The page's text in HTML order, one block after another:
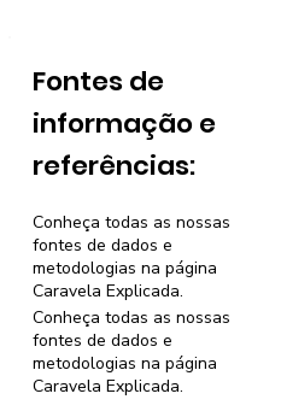
Fontes de
informação e
referências:
Conheça todas as nossas
fontes de dados e
metodologias na página
Caravela Explicada.
Conheça todas as nossas
fontes de dados e
metodologias na página
Caravela Explicada.